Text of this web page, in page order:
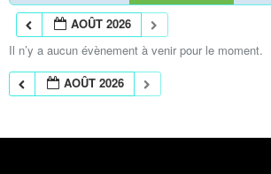
AOÛT 2026
Il n’y a aucun évènement à venir pour le moment.
AOÛT 2026